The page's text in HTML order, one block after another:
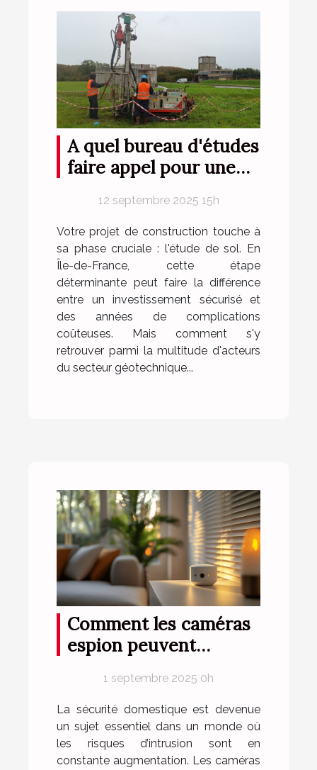
A quel bureau d'études
faire appel pour une
France ?
12 septembre 2025 15h
Votre projet de construction touche à
sa phase cruciale : l'étude de sol. En
Île-de-France, cette étape
déterminante peut faire la différence
entre un investissement sécurisé et
des années de complications
coûteuses. Mais comment s'y
retrouver parmi la multitude d'acteurs
du secteur géotechnique...
Comment les caméras
espion peuvent
domestique ?
1 septembre 2025 0h
La sécurité domestique est devenue
un sujet essentiel dans un monde où
les risques d’intrusion sont en
constante augmentation. Les caméras